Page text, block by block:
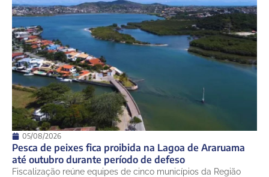
05/08/2026
Pesca de peixes fica proibida na Lagoa de Araruama
até outubro durante período de defeso
Fiscalização reúne equipes de cinco municípios da Região